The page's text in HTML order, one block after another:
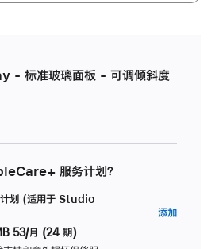
标准玻璃面板 - 可调倾斜度
服务计划？
划 (适用于 Studio
53/月 (24 期)
添加